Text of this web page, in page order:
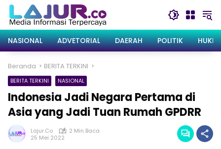
Langsung
konten
NASIONAL
ADVETORIAL DAERAH POLITIK
Beranda BERITA TERKINI
BERITA TERKINI NASIONAL
Indonesia Jadi Negara Pertama di
Asia yang Jadi Tuan Rumah GPDRR
Lajur.co
2 Min Baca
25 Mei 2022